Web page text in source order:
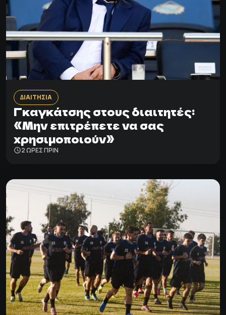
ΔΙΑΙΤΗΣΙΑ
Γκαγκάτσης στους διαιτητές:
«Μην επιτρέπετε να σας
χρησιμοποιούν»
2 ΩΡΕΣ ΠΡΙΝ